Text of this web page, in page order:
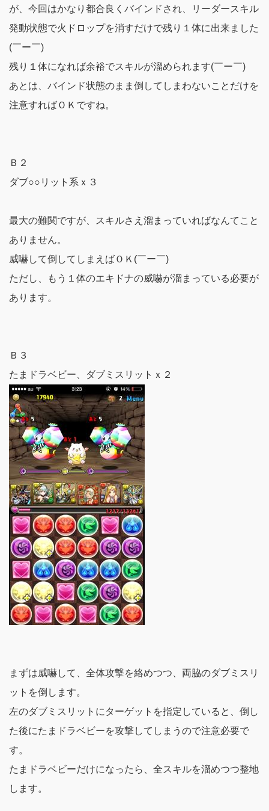
が、今回はかなり都合良くバインドされ、リーダースキル
発動状態で火ドロップを消すだけで残り１体に出来ました
(￣ー￣)
残り１体になれば余裕でスキルが溜められます(￣ー￣)
あとは、バインド状態のまま倒してしまわないことだけを
注意すればＯＫですね。
Ｂ２
ダブ○○リット系ｘ３
最大の難関ですが、スキルさえ溜まっていればなんてこと
ありません。
威嚇して倒してしまえばＯＫ(￣ー￣)
ただし、もう１体のエキドナの威嚇が溜まっている必要が
あります。
Ｂ３
たまドラベビー、ダブミスリットｘ２
まずは威嚇して、全体攻撃を絡めつつ、両脇のダブミスリ
ットを倒します。
左のダブミスリットにターゲットを指定していると、倒し
た後にたまドラベビーを攻撃してしまうので注意必要で
す。
たまドラベビーだけになったら、全スキルを溜めつつ整地
します。